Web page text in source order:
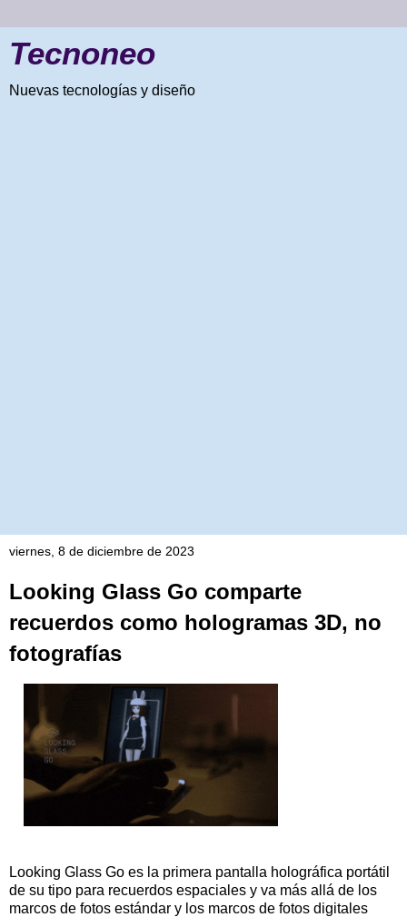
Tecnoneo
Nuevas tecnologías y diseño
viernes, 8 de diciembre de 2023
Looking Glass Go comparte
recuerdos como hologramas 3D, no
fotografías
Looking Glass Go es la primera pantalla holográfica portátil
de su tipo para recuerdos espaciales y va más allá de los
marcos de fotos estándar y los marcos de fotos digitales